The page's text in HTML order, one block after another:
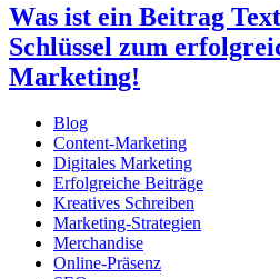
Was ist ein Beitrag
Schlüssel zum
Marketing!
Blog
Content-Marketing
Digitales Marketing
Erfolgreiche Beiträge
Kreatives Schreiben
Marketing-Strategien
Merchandise
Online-Präsenz